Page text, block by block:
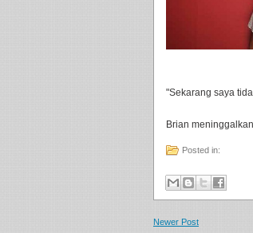
"Sekarang saya
Brian
Posted in:
Newer Post